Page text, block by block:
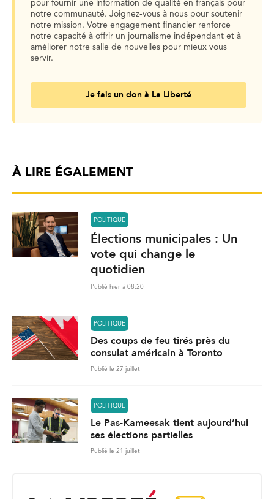
pour fournir une information de qualité en français pour
notre communauté. Joignez-vous à nous pour soutenir
notre mission. Votre engagement financier renforce
notre capacité à offrir un journalisme indépendant et à
améliorer notre salle de nouvelles pour mieux vous
servir.
Je fais un don à La Liberté
À LIRE ÉGALEMENT
POLITIQUE
Élections municipales : Un
vote qui change le
quotidien
Publié hier à 08:20
POLITIQUE
Des coups de feu tirés près du
consulat américain à Toronto
Publié le 27 juillet
POLITIQUE
Le Pas-Kameesak tient aujourd’hui
ses élections partielles
Publié le 21 juillet